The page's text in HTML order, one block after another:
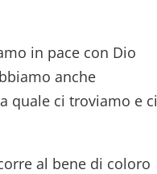
in pace con Dio
anche
quale ci troviamo e ci
al bene di coloro